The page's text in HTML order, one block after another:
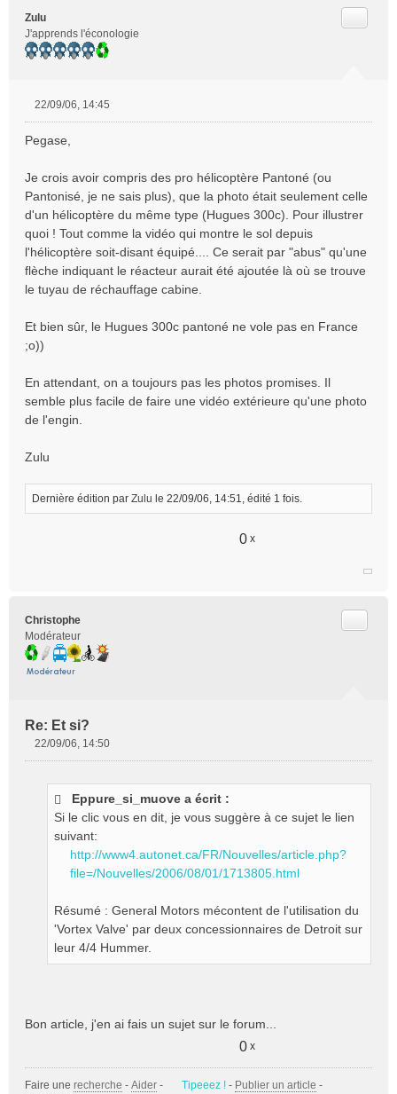
Zulu
J'apprends l'éconologie
s
a
g
e
n
l
u
22/09/06, 14:45
Pegase,
Je crois avoir compris des pro hélicoptère Pantoné (ou
Pantonisé, je ne sais plus), que la photo était seulement celle
d'un hélicoptère du même type (Hugues 300c). Pour illustrer
quoi ! Tout comme la vidéo qui montre le sol depuis
l'hélicoptère soit-disant équipé.... Ce serait par "abus" qu'une
flèche indiquant le réacteur aurait été ajoutée là où se trouve
le tuyau de réchauffage cabine.
Et bien sûr, le Hugues 300c pantoné ne vole pas en France
;o))
En attendant, on a toujours pas les photos promises. Il
semble plus facile de faire une vidéo extérieure qu'une photo
de l'engin.
Zulu
Dernière édition par Zulu le 22/09/06, 14:51, édité 1 fois.
0 x
Christophe
Modérateur
Re: Et si?
22/09/06, 14:50
Eppure_si_muove a écrit :
Si le clic vous en dit, je vous suggère à ce sujet le lien
suivant:
http://www4.autonet.ca/FR/Nouvelles/article.php?
file=/Nouvelles/2006/08/01/1713805.html
Résumé : General Motors mécontent de l'utilisation du
'Vortex Valve' par deux concessionnaires de Detroit sur
leur 4/4 Hummer.
Bon article, j'en ai fais un sujet sur le forum...
0 x
Faire une recherche - Aider - Tipeeez ! - Publier un article -